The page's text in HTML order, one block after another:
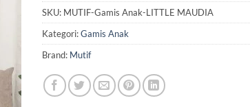
SKU: MUTIF-Gamis Anak-LITTLE MAUDIA
Kategori:Gamis Anak
Brand: Mutif